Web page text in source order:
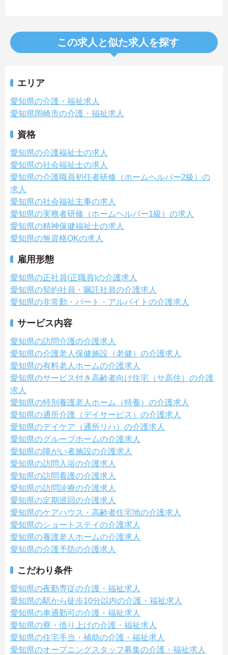
この求人と似た求人を探す
エリア
愛知県の介護・福祉求人
愛知県岡崎市の介護・福祉求人
資格
愛知県の介護福祉士の求人
愛知県の社会福祉士の求人
愛知県の介護職員初任者研修（ホームヘルパー2級）の
求人
愛知県の社会福祉主事の求人
愛知県の実務者研修（ホームヘルパー1級）の求人
愛知県の精神保健福祉士の求人
愛知県の無資格OKの求人
雇用形態
愛知県の正社員(正職員)の介護求人
愛知県の契約社員・嘱託社員の介護求人
愛知県の非常勤・パート・アルバイトの介護求人
サービス内容
愛知県の訪問介護の介護求人
愛知県の介護老人保健施設（老健）の介護求人
愛知県の有料老人ホームの介護求人
愛知県のサービス付き高齢者向け住宅（サ高住）の介護
求人
愛知県の特別養護老人ホーム（特養）の介護求人
愛知県の通所介護（デイサービス）の介護求人
愛知県のデイケア（通所リハ）の介護求人
愛知県のグループホームの介護求人
愛知県の障がい者施設の介護求人
愛知県の訪問入浴の介護求人
愛知県の訪問看護の介護求人
愛知県の訪問診療の介護求人
愛知県の定期巡回の介護求人
愛知県のケアハウス・高齢者住宅地の介護求人
愛知県のショートステイの介護求人
愛知県の養護老人ホームの介護求人
愛知県の介護予防の介護求人
こだわり条件
愛知県の夜勤専従の介護・福祉求人
愛知県の駅から徒歩10分以内の介護・福祉求人
愛知県の車通勤可の介護・福祉求人
愛知県の寮・借り上げの介護・福祉求人
愛知県の住宅手当・補助の介護・福祉求人
愛知県のオープニングスタッフ募集の介護・福祉求人